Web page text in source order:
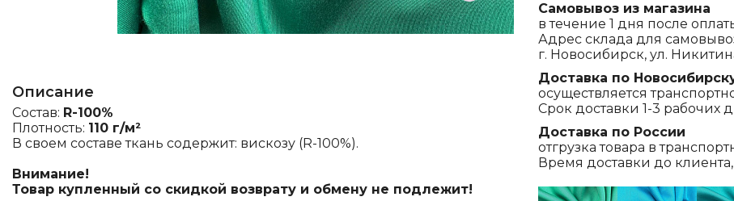
Описание
Состав: R-100%
Плотность: 110 г/м²
В своем составе ткань содержит: вискозу (R-100%).
Внимание!
Товар купленный со скидкой возврату и обмену не подлежит!
Самовывоз из магазина
в течение 1 дня после
Адрес склада для
г. Новосибирск, ул.
Доставка по
осуществляется
Срок доставки 1-3 рабочих
Доставка по России
отгрузка товара в
Время доставки до